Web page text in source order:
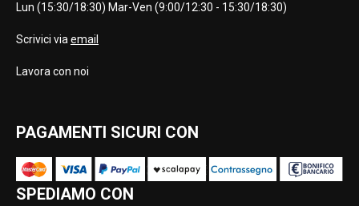
Lun (15:30/18:30) Mar-Ven (9:00/12:30 - 15:30/18:30)
Scrivici via email
Lavora con noi
PAGAMENTI SICURI CON
SPEDIAMO CON